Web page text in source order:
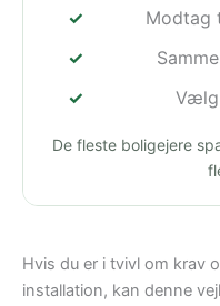
Modtag
Vælg
De fleste boligejere
Hvis du er i tvivl om krav
installation, kan denne